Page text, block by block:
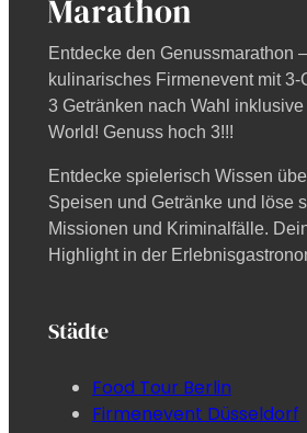
Entdecke den Genussmarathon
kulinarisches Firmenevent mit 3-
3 Getränken nach Wahl inklusive
World! Genuss hoch 3!!!
Entdecke spielerisch Wissen
Speisen und Getränke und löse
Missionen und Kriminalfälle.
Highlight in der
Städte
Food Tour Berlin
Firmenevent Düsseldorf